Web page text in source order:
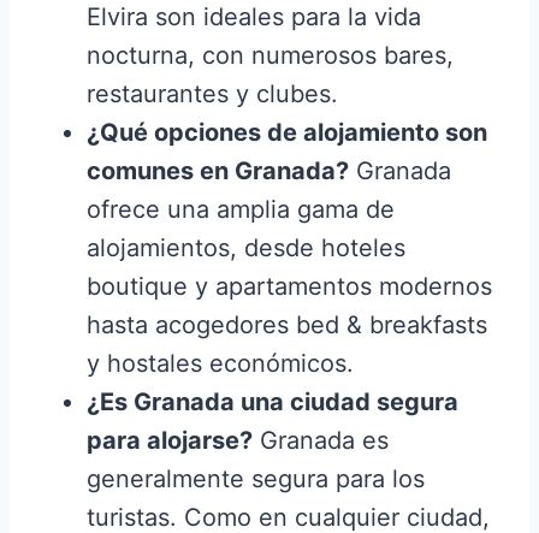
Elvira son ideales para la vida
nocturna, con numerosos bares,
restaurantes y clubes.
¿Qué opciones de alojamiento son
comunes en Granada? Granada
ofrece una amplia gama de
alojamientos, desde hoteles
boutique y apartamentos modernos
hasta acogedores bed & breakfasts
y hostales económicos.
¿Es Granada una ciudad segura
para alojarse? Granada es
generalmente segura para los
turistas. Como en cualquier ciudad,